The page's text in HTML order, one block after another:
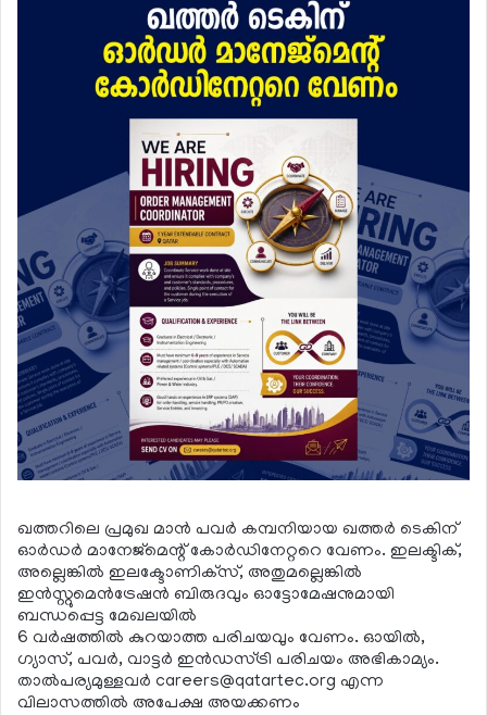
ഖത്തറിലെ പ്രമുഖ മാന്‍ പവര്‍ കമ്പനിയായ ഖത്തര്‍ ടെകിന്
ഓര്‍ഡര്‍ മാനേജ്‌മെന്റ് കോര്‍ഡിനേറ്ററെ വേണം. ഇലക്ടിക്,
അല്ലെങ്കില്‍ ഇലക്ടോണിക്‌സ്, അതുമല്ലെങ്കില്‍
ഇന്‍സ്റ്റുമെന്‍ട്രേഷന്‍ ബിരുദവും ഓട്ടോമേഷനുമായി
ബന്ധപ്പെട്ട മേഖലയില്‍
6 വര്‍ഷത്തില്‍ കുറയാത്ത പരിചയവും വേണം. ഓയില്‍,
ഗ്യാസ്, പവര്‍, വാട്ടര്‍ ഇന്‍ഡസ്ട്രി പരിചയം അഭികാമ്യം.
താല്‍പര്യമുള്ളവര്‍ careers@qatartec.org എന്ന
വിലാസത്തില്‍ അപേക്ഷ അയക്കണം